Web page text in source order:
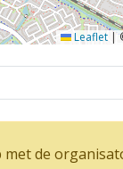
Leaflet |
de